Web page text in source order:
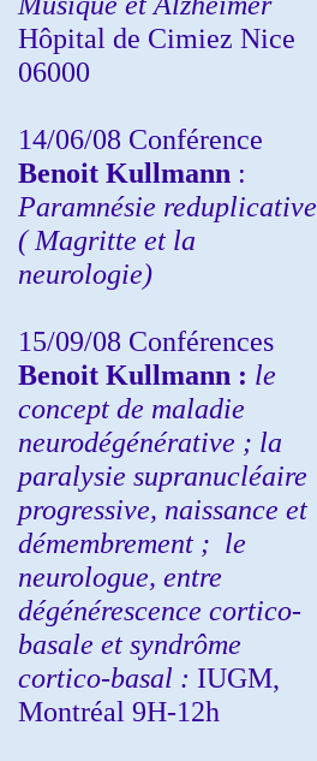
Hôpital de Cimiez Nice
06000
14/06/08 Conférence
Benoit Kullmann :
Paramnésie reduplicative
( Magritte et la
neurologie)
15/09/08 Conférences
Benoit Kullmann : le
concept de maladie
neurodégénérative ; la
paralysie supranucléaire
progressive, naissance et
démembrement ; le
neurologue, entre
dégénérescence cortico-
basale et syndrôme
cortico-basal : IUGM,
Montréal 9H-12h